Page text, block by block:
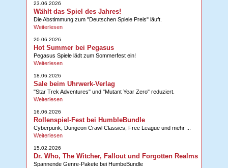
23.06.2026
Wählt das Spiel des Jahres!
Die Abstimmung zum "Deutschen Spiele Preis" läuft.
Weiterlesen
20.06.2026
Hot Summer bei Pegasus
Pegasus Spiele lädt zum Sommerfest ein!
Weiterlesen
18.06.2026
Sale beim Uhrwerk-Verlag
"Star Trek Adventures" und "Mutant Year Zero" reduziert.
Weiterlesen
16.06.2026
Rollenspiel-Fest bei HumbleBundle
Cyberpunk, Dungeon Crawl Classics, Free League und mehr ...
Weiterlesen
15.02.2026
Dr. Who, The Witcher, Fallout und Forgotten Realms
Spannende Genre-Pakete bei HumbeBundle